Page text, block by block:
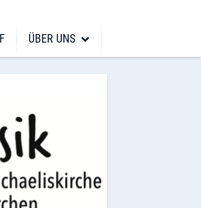
ÜBER UNS